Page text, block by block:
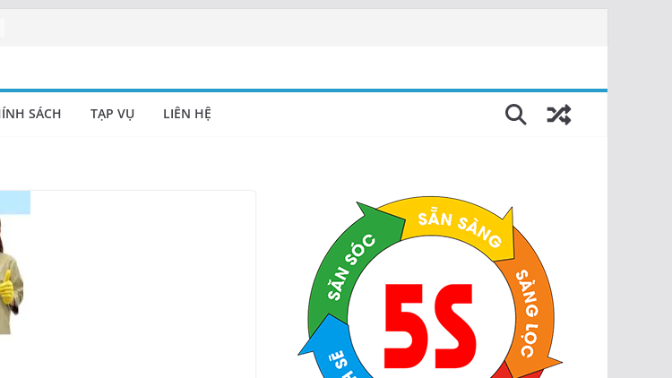
SÁCH TẠP VỤ LIÊN HỆ